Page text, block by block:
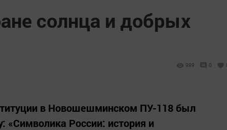
солнца и добрых
999 0
в Новошешминском ПУ-118 был
«Символика России: история и